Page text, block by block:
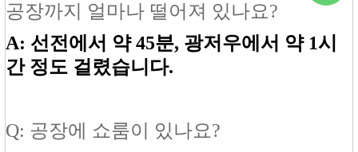
공장까지 얼마나 떨어져 있나요?
A: 선전에서 약 45분, 광저우에서 약 1시
간 정도 걸렸습니다.
Q: 공장에 쇼룸이 있나요?